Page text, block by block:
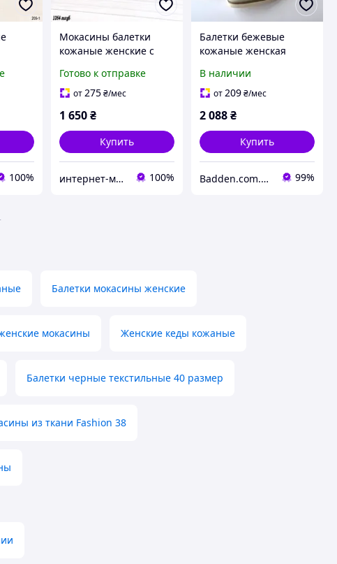
100%
Мокасины балетки
кожаные женские с
голубые Натуральная
кожа
Размеры 36 38
Готово к отправке
от275 ₴/мес
1 650 ₴
Купить
интернет-магазин "Николь" 100%
Балетки бежевые
кожаные женская
Rosso Avangard
В наличии
от209₴/мес
2 088₴
Купить
Badden.com.ua інтернет магазин чоловічого та жіночого взуття великих розмірів 99%
Балетки мокасины женские
мокасины Женские кеды кожаные
Балетки черные текстильные 40 размер
из ткани Fashion 38